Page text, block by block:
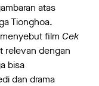
atas
Tionghoa.
film Cek
relevan dengan
bisa
dan drama